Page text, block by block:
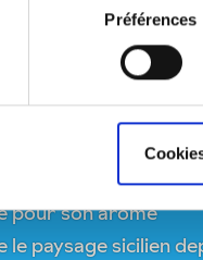
Préférences
ait donné
que nous
de la variété
pour son arôme
paysage sicilien